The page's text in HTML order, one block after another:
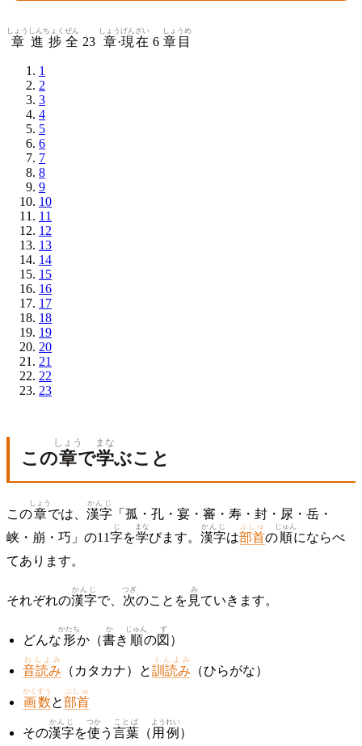
章
しょう
進捗
しんちょく
全
ぜん
23 章
しょう
·現在
げんざい
6 章目
しょうめ
1
2
3
4
5
6
7
8
9
10
11
12
13
14
15
16
17
18
19
20
21
22
23
この章
しょう
で学
まな
ぶこと
この章
しょう
では、 漢字
かんじ
「孤・孔・宴・審・寿・封・尿・岳・
峡・崩・巧」の11字
じ
を学
まな
びます。 漢字
かんじ
は部首
ぶしゅ
の順
じゅん
にならべ
てあります。
それぞれの漢字
かんじ
で、 次
つぎ
のことを 見
み
ていきます。
どんな形
かたち
か（書
か
き 順
じゅん
の図
ず
）
音読み
おんよみ
（カタカナ）と訓読み
くんよみ
（ひらがな）
画数
かくすう
と部首
ぶしゅ
その漢字
かんじ
を使
つか
う 言葉
ことば
（ 用例
ようれい
）